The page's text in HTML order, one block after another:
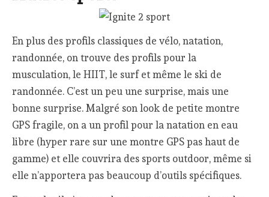
En plus des profils classiques de vélo, natation,
randonnée, on trouve des profils pour la
musculation, le HIIT, le surf et même le ski de
randonnée. C’est un peu une surprise, mais une
bonne surprise. Malgré son look de petite montre
GPS fragile, on a un profil pour la natation en eau
libre (hyper rare sur une montre GPS pas haut de
gamme) et elle couvrira des sports outdoor, même si
elle n’apportera pas beaucoup d’outils spécifiques.